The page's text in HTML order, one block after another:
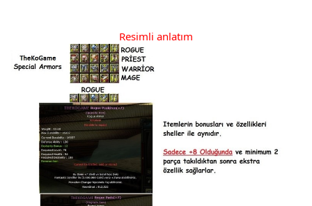
Resimli anlatım